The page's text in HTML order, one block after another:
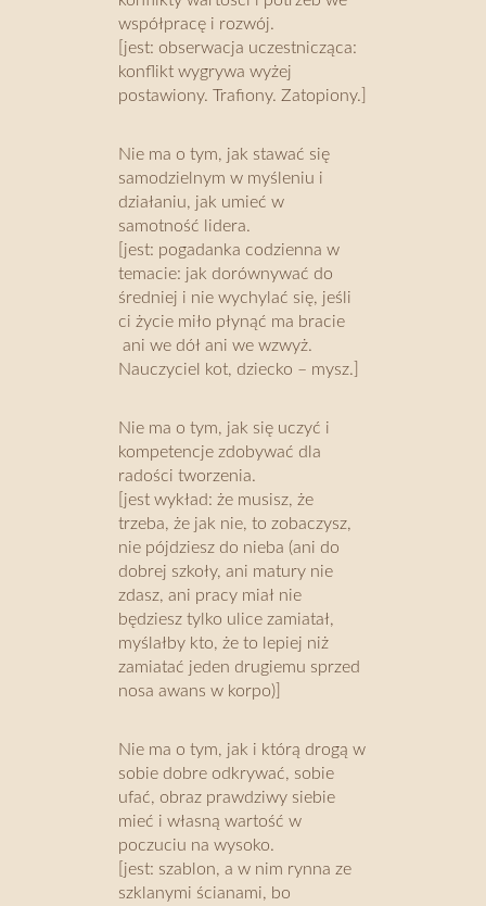
współpracę i rozwój.
[jest: obserwacja uczestnicząca:
konflikt wygrywa wyżej
postawiony. Trafiony. Zatopiony.]
Nie ma o tym, jak stawać się
samodzielnym w myśleniu i
działaniu, jak umieć w
samotność lidera.
[jest: pogadanka codzienna w
temacie: jak dorównywać do
średniej i nie wychylać się, jeśli
ci życie miło płynąć ma bracie
ani we dół ani we wzwyż.
Nauczyciel kot, dziecko – mysz.]
Nie ma o tym, jak się uczyć i
kompetencje zdobywać dla
radości tworzenia.
[jest wykład: że musisz, że
trzeba, że jak nie, to zobaczysz,
nie pójdziesz do nieba (ani do
dobrej szkoły, ani matury nie
zdasz, ani pracy miał nie
będziesz tylko ulice zamiatał,
myślałby kto, że to lepiej niż
zamiatać jeden drugiemu sprzed
nosa awans w korpo)]
Nie ma o tym, jak i którą drogą w
sobie dobre odkrywać, sobie
ufać, obraz prawdziwy siebie
mieć i własną wartość w
poczuciu na wysoko.
[jest: szablon, a w nim rynna ze
szklanymi ścianami, bo